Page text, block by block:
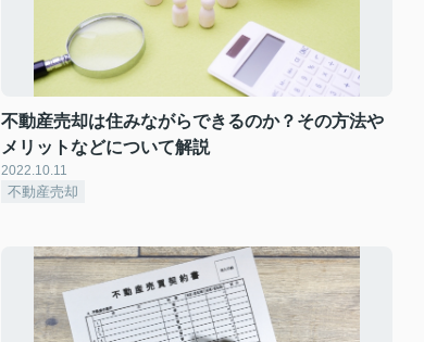
不動産売却は住みながらできるのか？その方法や
メリットなどについて解説
2022.10.11
不動産売却